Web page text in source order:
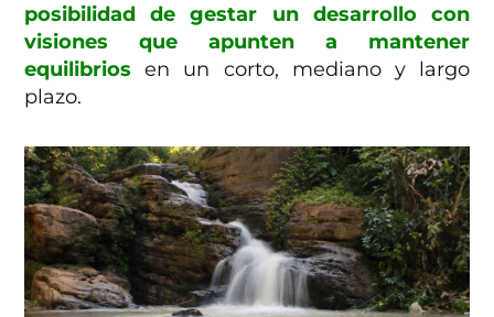
posibilidad de gestar un desarrollo con
visiones que apunten a mantener
equilibrios en un corto, mediano y largo
plazo.